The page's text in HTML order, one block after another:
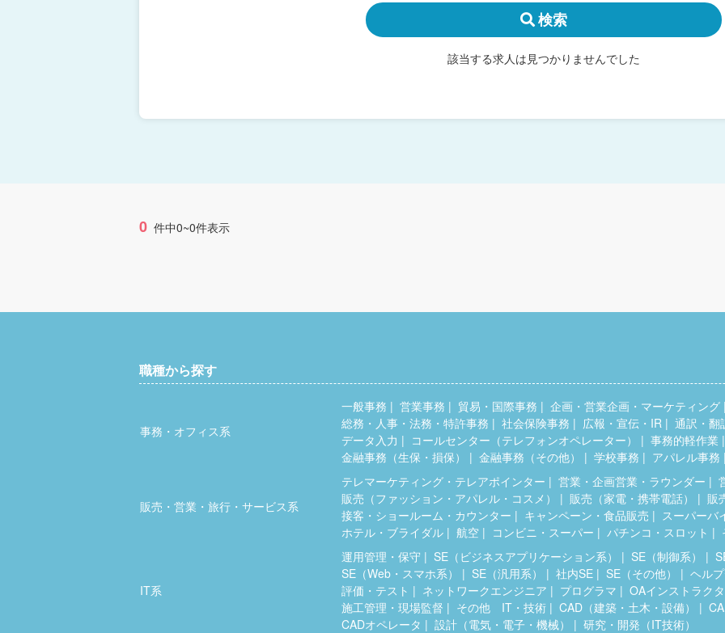
検索
該当する求人は見つかりませんでした
0 件中0~0件表示
職種から探す
事務・オフィス系
一般事務 営業事務 貿易・国際事務
企画・営業企画・マーケティング
総務・人事・法務・特許事務
社会保険事務 広報・宣伝・IR
通訳・翻
データ入力
コールセンター（テレフォンオペレーター）
事務的軽作業
金融事務（生保・損保）
金融事務（その他） 学校事務 アパレル事務
販売・営業・旅行・サービス系
テレマーケティング・テレアポインター 営業・企画営業・ラウンダー
販売（ファッション・アパレル・コスメ）
販売（家電・携帯電話）
販
接客・ショールーム・カウンター
キャンペーン・食品販売
スーパーバ
ホテル・ブライダル
航空 コンビニ・スーパー パチンコ・スロット
IT系
運用管理・保守 SE（ビジネスアプリケーション系） SE（制御系）
SE（Web・スマホ系）
SE（汎用系） 社内SE SE（その他）
ヘル
評価・テスト
ネットワークエンジニア プログラマ
OAインストラク
施工管理・現場監督
その他 IT・技術 CAD（建築・土木・設備）
CADオペレータ
設計（電気・電子・機械） 研究・開発（IT技術）